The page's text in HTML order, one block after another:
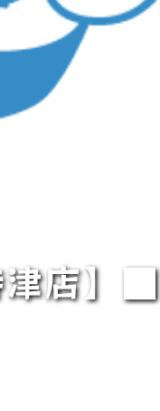
津店